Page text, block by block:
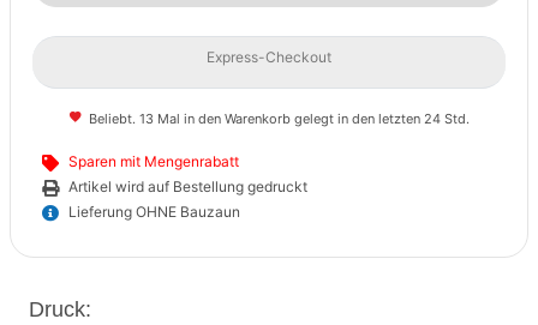
Express-Checkout
Beliebt. 13 Mal in den Warenkorb gelegt in den letzten 24 Std.
Sparen mit Mengenrabatt
Artikel wird auf Bestellung gedruckt
Lieferung OHNE Bauzaun
Druck: